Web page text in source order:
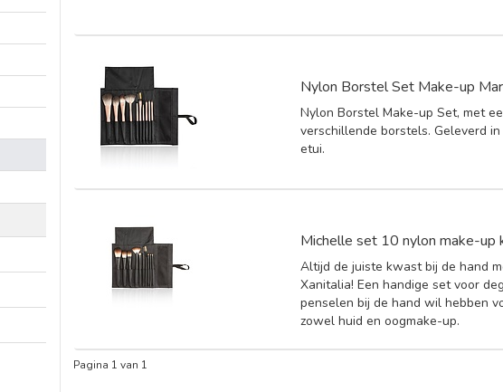
Nylon Borstel Set Make-up
Nylon Borstel Make-up Set, met
verschillende borstels. Geleverd
etui.
Michelle set 10 nylon make-up
Altijd de juiste kwast bij de hand
Xanitalia! Een handige set voor
penselen bij de hand wil hebben
zowel huid en oogmake-up.
Pagina 1 van 1